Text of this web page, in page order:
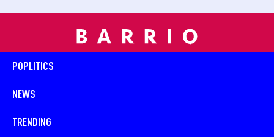
POPLITICS
NEWS
TRENDING